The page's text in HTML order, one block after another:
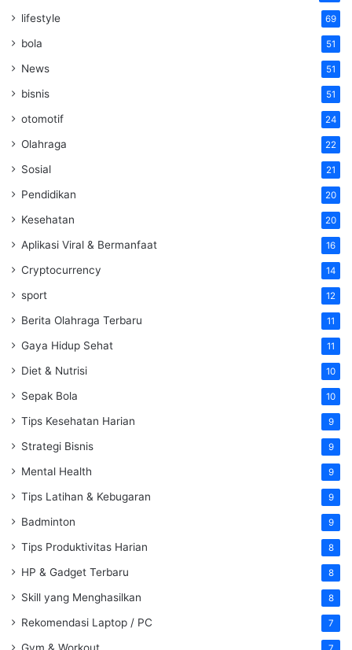
lifestyle 69
bola 51
News 51
bisnis 51
otomotif 24
Olahraga 22
Sosial 21
Pendidikan 20
Kesehatan 20
Aplikasi Viral & Bermanfaat 16
Cryptocurrency 14
sport 12
Berita Olahraga Terbaru 11
Gaya Hidup Sehat 11
Diet & Nutrisi 10
Sepak Bola 10
Tips Kesehatan Harian 9
Strategi Bisnis 9
Mental Health 9
Tips Latihan & Kebugaran 9
Badminton 9
Tips Produktivitas Harian 8
HP & Gadget Terbaru 8
Skill yang Menghasilkan 8
Rekomendasi Laptop / PC 7
Gym & Workout